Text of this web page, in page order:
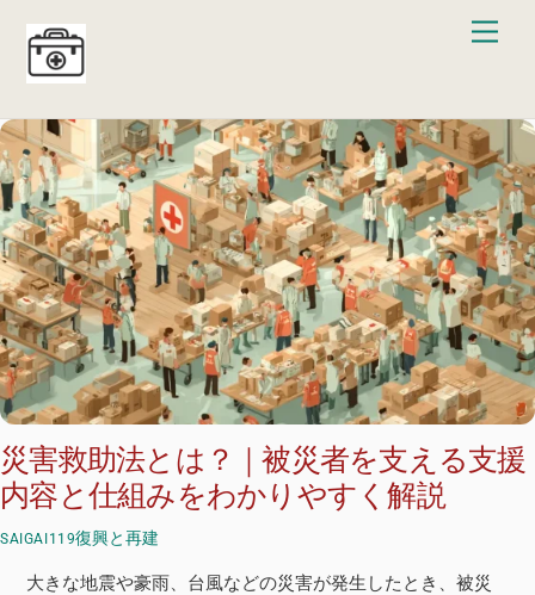
content
災害救助法とは？｜被災者を支える支援
内容と仕組みをわかりやすく解説
SAIGAI119復興と再建
大きな地震や豪雨、台風などの災害が発生したとき、被災